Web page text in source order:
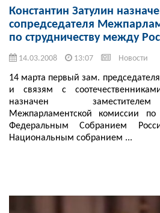
Константин Затулин
сопредседателя
по струдничеству между
14.03.2008 13:07 Новости
14 марта первый зам.
и связям с
назначен
Межпарламентской комиссии по
Федеральным Собранием
Национальным собранием ...